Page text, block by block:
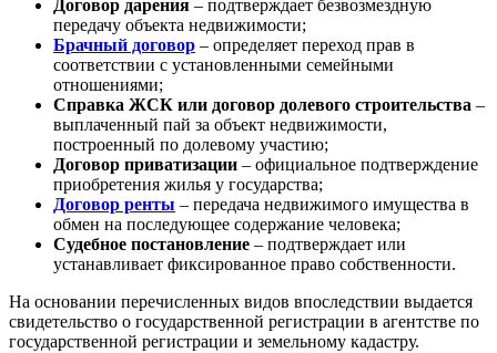
Договор дарения – подтверждает безвозмездную
передачу объекта недвижимости;
Брачный договор – определяет переход прав в
соответствии с установленными семейными
отношениями;
Справка ЖСК или договор долевого строительства –
выплаченный пай за объект недвижимости,
построенный по долевому участию;
Договор приватизации – официальное подтверждение
приобретения жилья у государства;
Договор ренты – передача недвижимого имущества в
обмен на последующее содержание человека;
Судебное постановление – подтверждает или
устанавливает фиксированное право собственности.
На основании перечисленных видов впоследствии выдается
свидетельство о государственной регистрации в агентстве по
государственной регистрации и земельному кадастру.